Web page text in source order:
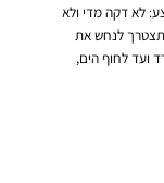
לא דקה מדי ולא
לנחש את
ועד לחוף הים,